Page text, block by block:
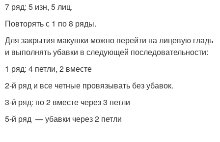
7 ряд: 5 изн, 5 лиц.
Повторять с 1 по 8 ряды.
Для закрытия макушки можно перейти на лицевую гладь
и выполнять убавки в следующей последовательности:
1 ряд: 4 петли, 2 вместе
2-й ряд и все четные провязывать без убавок.
3-й ряд: по 2 вместе через 3 петли
5-й ряд — убавки через 2 петли